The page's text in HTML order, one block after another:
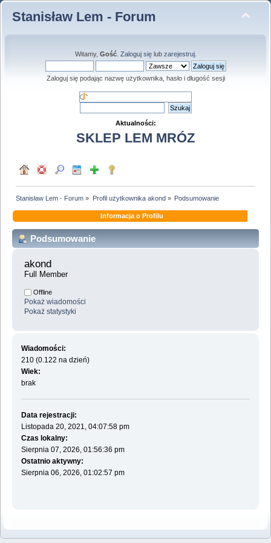
Stanisław Lem - Forum
Witamy, Gość. Zaloguj sięlub zarejestruj.
Zaloguj się podając nazwę użytkownika, hasło i długość sesji
Aktualności:
SKLEP LEM MRÓZ
Stanisław Lem - Forum » Profil użytkownika akond» Podsumowanie
Informacja o Profilu
Podsumowanie
akond
Full Member
Offline
Pokaż wiadomości
Pokaż statystyki
Wiadomości:
210 (0.122 na dzień)
Wiek:
brak
Data rejestracji:
Listopada 20, 2021, 04:07:58 pm
Czas lokalny:
Sierpnia 07, 2026, 01:56:36 pm
Ostatnio aktywny:
Sierpnia 06, 2026, 01:02:57 pm